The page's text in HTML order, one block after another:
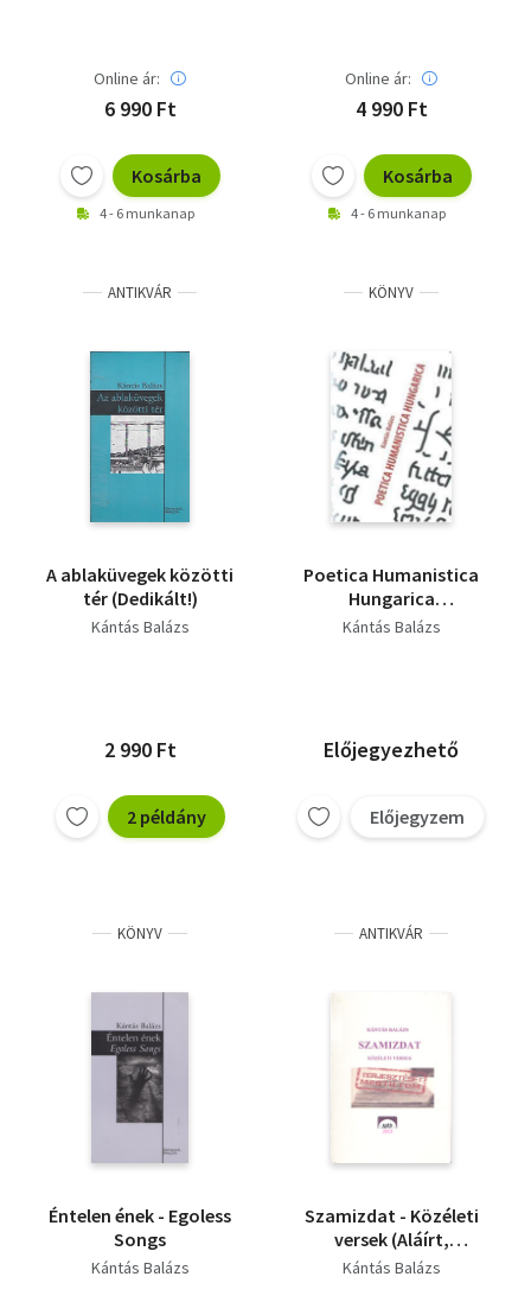
Online ár:
6 990 Ft
Kosárba
4 - 6 munkanap
Online ár:
4 990 Ft
Kosárba
4 - 6 munkanap
ANTIKVÁR
A ablaküvegek közötti
tér (Dedikált!)
Kántás Balázs
2 990 Ft
2 példány
KÖNYV
Poetica Humanistica
Hungarica
(Postmoderna?)
Kántás Balázs
Előjegyezhető
Előjegyzem
KÖNYV
Éntelen ének - Egoless
Songs
Kántás Balázs
ANTIKVÁR
Szamizdat - Közéleti
versek (Aláírt,
számozott)
Kántás Balázs